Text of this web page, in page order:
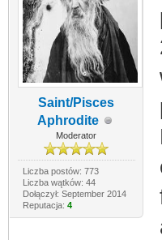
Saint/Pisces
Aphrodite
Moderator
Liczba postów: 773
Liczba wątków: 44
Dołączył: September 2014
Reputacja: 4